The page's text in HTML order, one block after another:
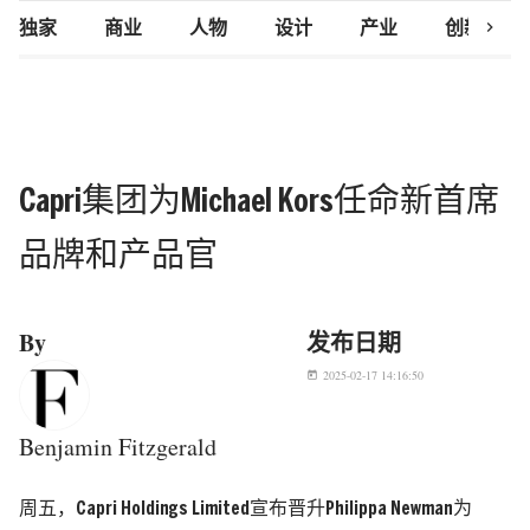
独家 商业 人物 设计 产业 创新研究
chevron_right
Capri集团为Michael Kors任命新首席
品牌和产品官
By
Benjamin Fitzgerald
发布日期
today 2025-02-17 14:16:50
周五，Capri Holdings Limited宣布晋升Philippa Newman为